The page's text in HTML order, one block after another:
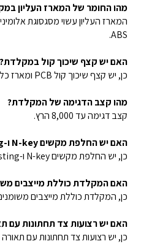
מהו החומר של המארז העליון
ABS.
האם יש קצף שיכוך קול במקלדת?
כן, יש קצף שיכוך קול PCB ומארז כלול.
מהו קצב הדגימה של המקלדת?
קצב דגימה עד 8,000 הרץ.
האם יש החלפת מקשים N-key ו-Anti-ghosting?
כן, יש החלפת מקשים N-key ו-Anti-ghosting.
האם המקלדת כוללת מייצבים
כן, המקלדת כוללת מייצבים
האם יש רצועות צד תחתונות עם
כן, יש רצועות צד תחתונות עם תאורה